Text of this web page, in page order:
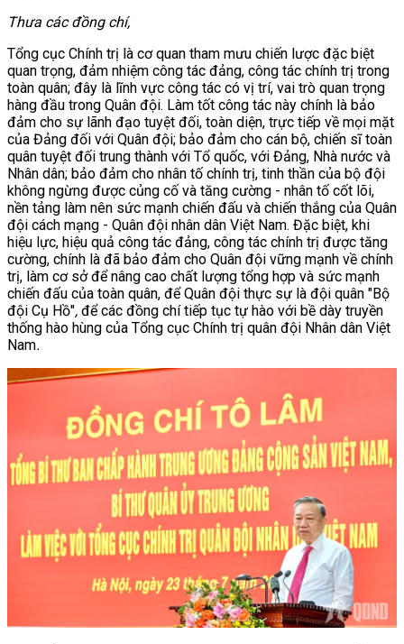
Thưa các đồng chí,
Tổng cục Chính trị là cơ quan tham mưu chiến lược đặc biệt
quan trọng, đảm nhiệm công tác đảng, công tác chính trị trong
toàn quân; đây là lĩnh vực công tác có vị trí, vai trò quan trọng
hàng đầu trong Quân đội. Làm tốt công tác này chính là bảo
đảm cho sự lãnh đạo tuyệt đối, toàn diện, trực tiếp về mọi mặt
của Đảng đối với Quân đội; bảo đảm cho cán bộ, chiến sĩ toàn
quân tuyệt đối trung thành với Tổ quốc, với Đảng, Nhà nước và
Nhân dân; bảo đảm cho nhân tố chính trị, tinh thần của bộ đội
không ngừng được củng cố và tăng cường - nhân tố cốt lõi,
nền tảng làm nên sức mạnh chiến đấu và chiến thắng của Quân
đội cách mạng - Quân đội nhân dân Việt Nam. Đặc biệt, khi
hiệu lực, hiệu quả công tác đảng, công tác chính trị được tăng
cường, chính là đã bảo đảm cho Quân đội vững mạnh về chính
trị, làm cơ sở để nâng cao chất lượng tổng hợp và sức mạnh
chiến đấu của toàn quân, để Quân đội thực sự là đội quân "Bộ
đội Cụ Hồ", để các đồng chí tiếp tục tự hào với bề dày truyền
thống hào hùng của Tổng cục Chính trị quân đội Nhân dân Việt
Nam.